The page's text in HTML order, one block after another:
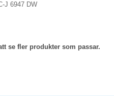
J 6947 DW
se fler produkter som passar.